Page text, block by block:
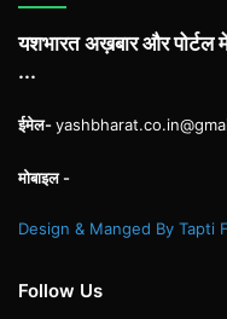
यशभारत अख़बार और पोर्टल
...
ईमेल-
मोबाइल -
Design & Manged By Tapti
Follow Us